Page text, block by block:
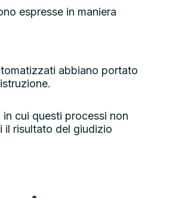
espresse in maniera
abbiano portato
cui questi processi non
il risultato del giudizio